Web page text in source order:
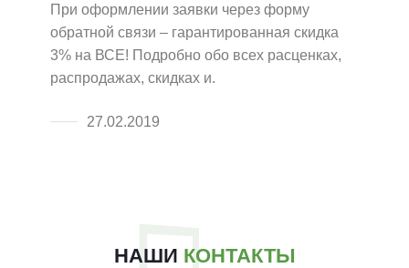
При оформлении заявки через форму
обратной связи – гарантированная скидка
3% на ВСЕ! Подробно обо всех расценках,
распродажах, скидках и.
27.02.2019
НАШИ КОНТАКТЫ